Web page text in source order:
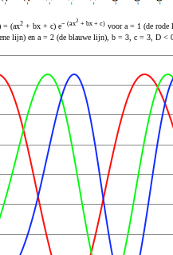
= (ax2 + bx + c) e− (ax2 + bx + c) voor a = 1 (de rode
lijn) en a = 2 (de blauwe lijn), b = 3, c = 3, D <